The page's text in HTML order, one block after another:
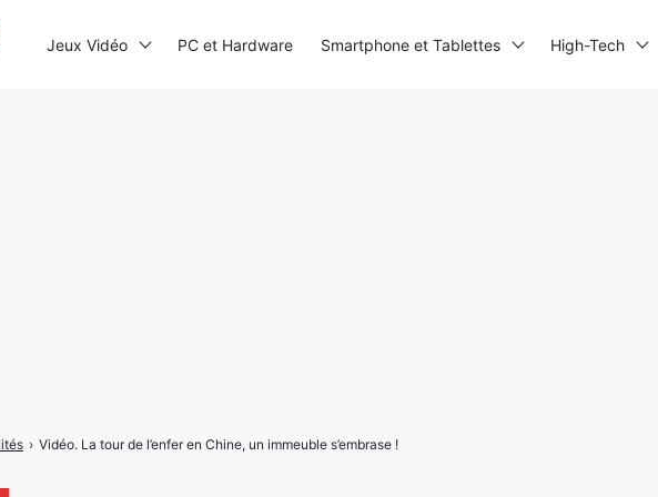
› Vidéo. La tour de l’enfer en Chine, un immeuble s’embrase !
Jeux Vidéo PC et Hardware Smartphone et Tablettes High-Tech